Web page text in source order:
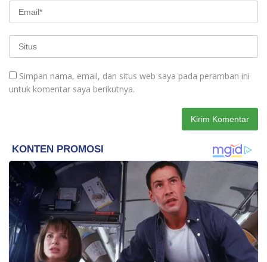
Simpan nama, email, dan situs web saya pada peramban ini
untuk komentar saya berikutnya.